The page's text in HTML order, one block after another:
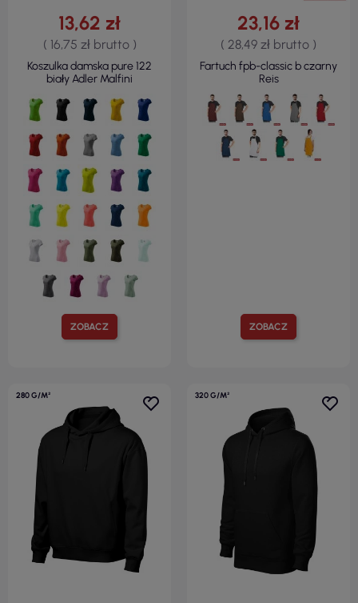
ZOBACZ
13,62 zł
( 16,75 zł brutto )
Koszulka damska pure 122
biały Adler Malfini
ZOBACZ
23,16 zł
( 28,49 zł brutto )
Fartuch fpb-classic b czarny
Reis
280 G/M² 320 G/M²